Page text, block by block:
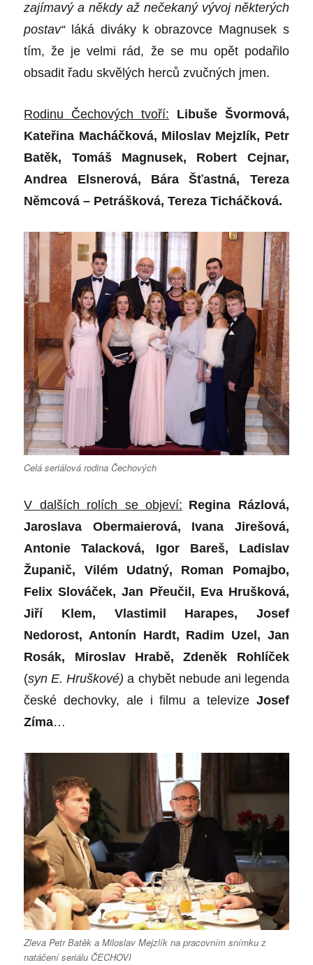
zajímavý a někdy až nečekaný vývoj některých
postav“ láká diváky k obrazovce Magnusek s
tím, že je velmi rád, že se mu opět podařilo
obsadit řadu skvělých herců zvučných jmen.
Rodinu Čechových tvoří:
Libuše Švormová,
Kateřina Macháčková, Miloslav Mejzlík, Petr
Batěk, Tomáš Magnusek, Robert Cejnar,
Andrea Elsnerová, Bára Šťastná, Tereza
Němcová – Petrášková, Tereza Ticháčková.
Celá seriálová rodina Čechových
V dal ších rolích se objeví: Regina Rázlová,
Jaroslava Obermaierová, Ivana Jirešová,
Antonie Talacková, Igor Bareš, Ladislav
Županič, Vil ém Udatný, Roman Pomajbo,
Felix Slováček, Jan Přeučil, Eva Hrušková,
Jiří Klem, Vlastimil Harapes, Josef
Nedorost, Antonín Hardt, Radim Uzel, Jan
Rosák, Miroslav Hrabě, Zdeněk Rohlíček
(syn E. Hruškové) a chybět nebude ani legenda
českédechovky, ale i filmu a televize Josef
Zíma…
Zleva Petr Batěk a Miloslav Mejzlík na pracovním snímku z
natáčení seriálu ČECHOVI